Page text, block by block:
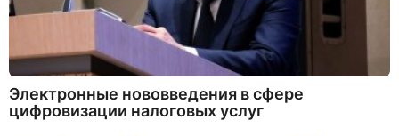
Электронные нововведения в сфере
цифровизации налоговых услуг